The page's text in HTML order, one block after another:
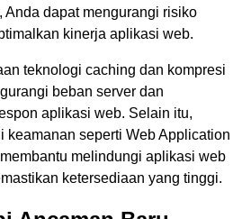
Anda dapat mengurangi risiko
kinerja aplikasi web.
teknologi caching dan kompresi
beban server dan
aplikasi web. Selain itu,
keamanan seperti Web Application
melindungi aplikasi web
ketersediaan yang tinggi.